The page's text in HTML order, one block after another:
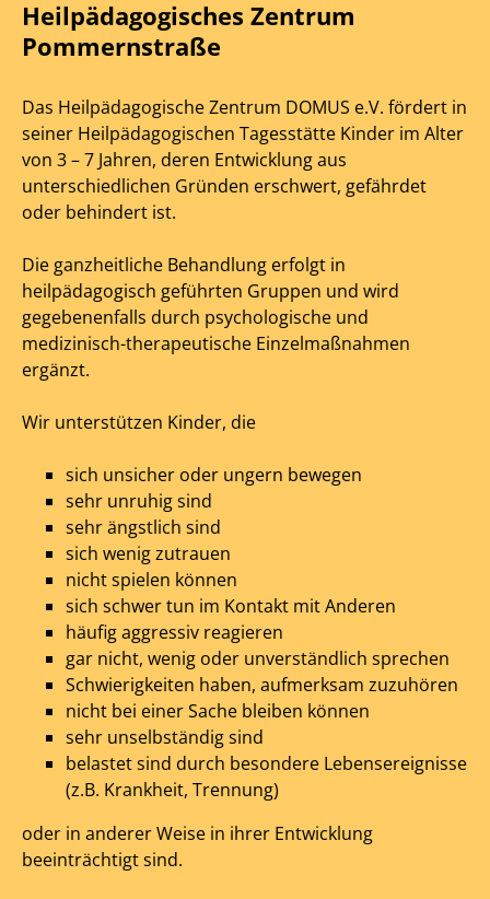
Heilpädagogisches Zentrum
Pommernstraße
Das Heilpädagogische Zentrum DOMUS e.V. fördert in
seiner Heilpädagogischen Tagesstätte Kinder im Alter
von 3 – 7 Jahren, deren Entwicklung aus
unterschiedlichen Gründen erschwert, gefährdet
oder behindert ist.
Die ganzheitliche Behandlung erfolgt in
heilpädagogisch geführten Gruppen und wird
gegebenenfalls durch psychologische und
medizinisch-therapeutische Einzelmaßnahmen
ergänzt.
Wir unterstützen Kinder, die
sich unsicher oder ungern bewegen
sehr unruhig sind
sehr ängstlich sind
sich wenig zutrauen
nicht spielen können
sich schwer tun im Kontakt mit Anderen
häufig aggressiv reagieren
gar nicht, wenig oder unverständlich sprechen
Schwierigkeiten haben, aufmerksam zuzuhören
nicht bei einer Sache bleiben können
sehr unselbständig sind
belastet sind durch besondere Lebensereignisse
(z.B. Krankheit, Trennung)
oder in anderer Weise in ihrer Entwicklung
beeinträchtigt sind.